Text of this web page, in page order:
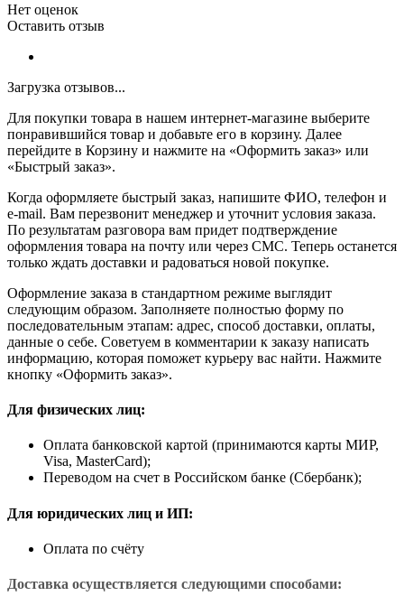
Нет оценок
Оставить отзыв
Загрузка отзывов...
Для покупки товара в нашем интернет-магазине выберите
понравившийся товар и добавьте его в корзину. Далее
перейдите в Корзину и нажмите на «Оформить заказ» или
«Быстрый заказ».
Когда оформляете быстрый заказ, напишите ФИО, телефон и
e-mail. Вам перезвонит менеджер и уточнит условия заказа.
По результатам разговора вам придет подтверждение
оформления товара на почту или через СМС. Теперь останется
только ждать доставки и радоваться новой покупке.
Оформление заказа в стандартном режиме выглядит
следующим образом. Заполняете полностью форму по
последовательным этапам: адрес, способ доставки, оплаты,
данные о себе. Советуем в комментарии к заказу написать
информацию, которая поможет курьеру вас найти. Нажмите
кнопку «Оформить заказ».
Для физических лиц:
Оплата банковской картой (принимаются карты МИР,
Visa, MasterCard);
Переводом на счет в Российском банке (Сбербанк);
Для юридических лиц и ИП:
Оплата по счёту
Доставка осуществляется следующими способами: